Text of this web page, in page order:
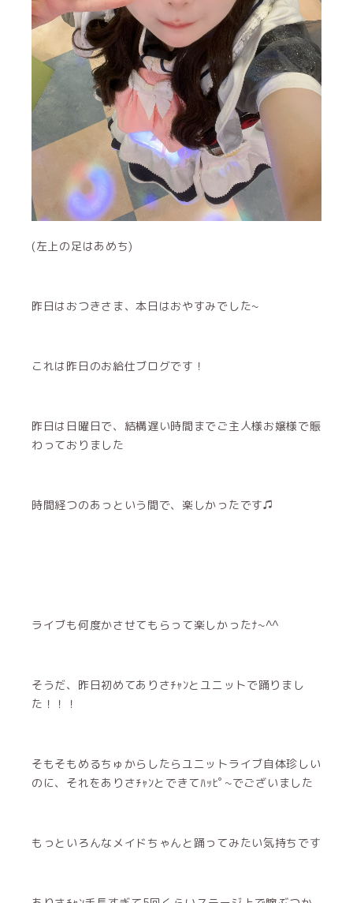
(左上の足はあめち)
昨日はおつきさま、本日はおやすみでした~
これは昨日のお給仕ブログです！
昨日は日曜日で、結構遅い時間までご主人様お嬢様で賑
わっておりました
時間経つのあっという間で、楽しかったです♫
ライブも何度かさせてもらって楽しかったﾅ~^^
そうだ、昨日初めてありさﾁｬﾝとユニットで踊りまし
た！！！
そもそもめるちゅからしたらユニットライブ自体珍しい
のに、それをありさﾁｬﾝとできてﾊｯﾋﾟ~でございました
もっといろんなメイドちゃんと踊ってみたい気持ちです